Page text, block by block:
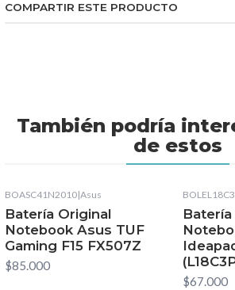
COMPARTIR ESTE PRODUCTO
También podría
de estos
BOASC41N2010|Asus
Batería Original
Notebook Asus TUF
Gaming F15 FX507Z
$85.000
$67.000